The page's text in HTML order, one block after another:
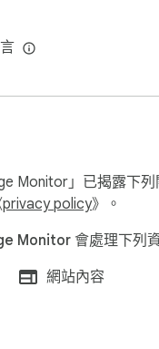
Monitor」已揭露下
privacy policy》。
Monitor 會處理下列資
網站內容